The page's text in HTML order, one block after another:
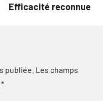
Efficacité reconnue
publiée. Les champs
*